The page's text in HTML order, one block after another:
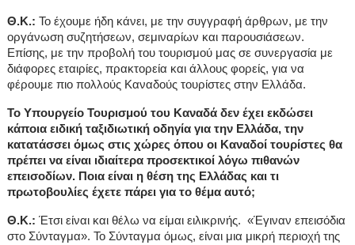
Θ.Κ.: Το έχουμε ήδη κάνει, με την συγγραφή άρθρων, με την
οργάνωση συζητήσεων, σεμιναρίων και παρουσιάσεων.
Επίσης, με την προβολή του τουρισμού μας σε συνεργασία με
διάφορες εταιρίες, πρακτορεία και άλλους φορείς, για να
φέρουμε πιο πολλούς Καναδούς τουρίστες στην Ελλάδα.
Το Υπουργείο Τουρισμού του Καναδά δεν έχει εκδώσει
κάποια ειδική ταξιδιωτική οδηγία για την Ελλάδα, την
κατατάσσει όμως στις χώρες όπου οι Καναδοί τουρίστες θα
πρέπει να είναι ιδιαίτερα προσεκτικοί λόγω πιθανών
επεισοδίων. Ποια είναι η θέση της Ελλάδας και τι
πρωτοβουλίες έχετε πάρει για το θέμα αυτό;
Θ.Κ.: Έτσι είναι και θέλω να είμαι ειλικρινής. «Έγιναν επεισόδια
στο Σύνταγμα». Το Σύνταγμα όμως, είναι μια μικρή περιοχή της